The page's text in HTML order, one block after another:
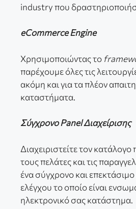
industry που
eCommerce Engine
Χρησιμοποιώντας το
παρέχουμε όλες τις
ακόμη και για τα πλέον
καταστήματα.
Σύγχρονο Panel Διαχείρισης
Διαχειριστείτε τον
τους πελάτες και τις
ένα σύγχρονο και
ελέγχου το οποίο είναι
ηλεκτρονικό σας κατάστημα.